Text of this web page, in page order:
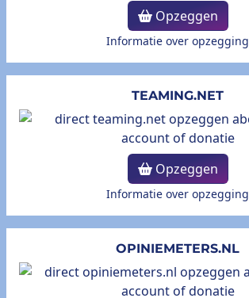
Opzeggen
Informatie over opzegging
TEAMING.NET
Opzeggen
Informatie over opzegging
OPINIEMETERS.NL